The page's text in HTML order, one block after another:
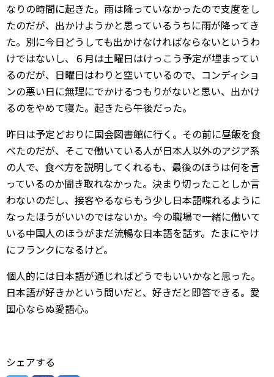
なりの時間に起きた。雨は降っていなかったので支度をし
たのだが、出かけようかと思っているうちに雨が降ってき
た。別に今日どうしても出かけなければならないというわ
けではないし、６月は土曜日はけっこう予定が埋まってい
るのだが、日曜日はわりと空いているので、コンディショ
ンの悪い日に無理にでかけるつもりがないと思い、出かけ
るのをやめて寝た。起きたら午後だった。
昨日は予定どおりに国会図書館に行く。その前に昼飯を食
べたのだが、そこで働いている人が日本人以外のアジア系
の人で、食べ方を説明してくれるも、最後のほうは何を言
っているのか聞き取れなかった。決まり切ったことしか言
わないのだし、接客やるならもう少し日本語喋れるように
なったほうがいいのではないか。今の職場で一緒に働いて
いる中国人のほうがまだ流暢な日本語を話す。たまにやけ
にフランクになるけど。
個人的には日本語が通じればどうでもいいかなと思った。
日本語が好きかという問いだと、好きだと即答できる。愛
国心ならぬ愛語心。
シェアする